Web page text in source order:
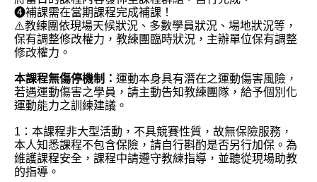
❹補課需在當期課程完成補課！
⚠️教練團依現場天候狀況、多數學員狀況、場地狀況等，
保有調整修改權力，教練團臨時狀況，主辦單位保有調整
修改權力。
本課程無傷停機制： 運動本身具有潛在之運動傷害風險，
若遇運動傷害之學員，請主動告知教練團隊，給予個別化
運動能力之訓練建議。
1：本課程非大型活動，不具競賽性質，故無保險服務，
本人知悉課程不包含保險，請自行斟酌是否另行加保。為
維護課程安全，課程中請遵守教練指導，並聽從現場助教
的指導。